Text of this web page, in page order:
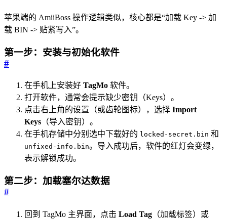
苹果端的 AmiiBoss 操作逻辑类似，核心都是“加载 Key -> 加
载 BIN -> 贴紧写入”。
第一步：安装与初始化软件
#
在手机上安装好 TagMo 软件。
打开软件，通常会提示缺少密钥（Keys）。
点击右上角的设置（或齿轮图标），选择 Import
Keys （导入密钥）。
在手机存储中分别选中下载好的 locked-secret.bin 和
unfixed-info.bin。导入成功后，软件的红灯会变绿，
表示解锁成功。
第二步：加载塞尔达数据
#
回到 TagMo 主界面，点击 Load Tag （加载标签）或